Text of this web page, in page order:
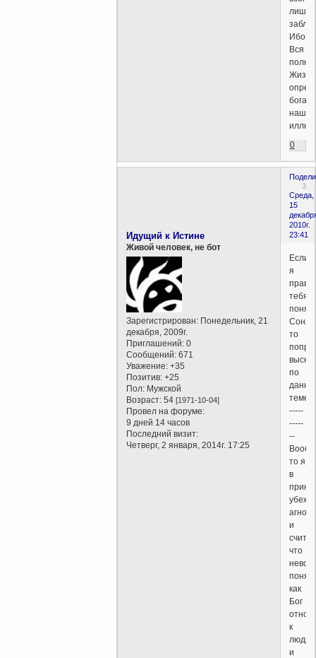
лишь
Ибо
Вся
Жизни
богаче
наших
0
3
Среда,
15
2010г.
23:41
Идущий к Истине
Живой человек, не бот
Зарегистрирован: Понедельник, 21
декабря, 2009г.
Приглашений: 0
Сообщений: 671
Уважение: +35
Позитив: +25
Пол: Мужской
Возраст: 54[1971-10-04]
Провел на форуме:
9 дней 14 часов
Последний визит:
Четверг, 2 января, 2014г. 17:25
Если
я
тебя
понял,
Соня,
то
по
теме.
-----
-----
--
то я
в
и
что
как
Бог
к
людям
и